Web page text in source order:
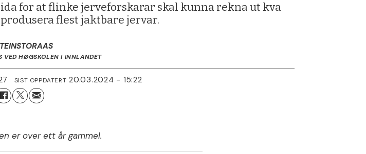
for at flinke jerveforskarar skal kunna rekna ut kva
flest jaktbare jervar.
STORAAS
VED HØGSKOLEN I INNLANDET
SIST OPPDATERT 20.03.2024 - 15:22
er over ett år gammel.